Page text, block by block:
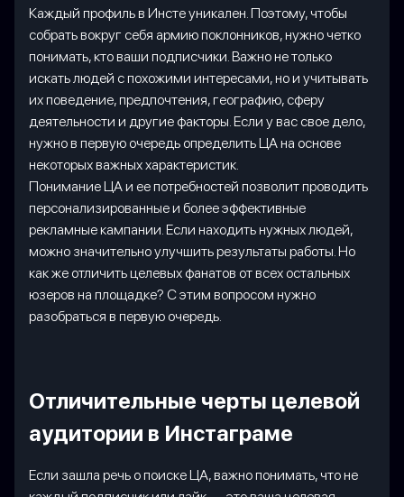
Каждый профиль в Инсте уникален. Поэтому, чтобы
собрать вокруг себя армию поклонников, нужно четко
понимать, кто ваши подписчики. Важно не только
искать людей с похожими интересами, но и учитывать
их поведение, предпочтения, географию, сферу
деятельности и другие факторы. Если у вас свое дело,
нужно в первую очередь определить ЦА на основе
некоторых важных характеристик.
Понимание ЦА и ее потребностей позволит проводить
персонализированные и более эффективные
рекламные кампании. Если находить нужных людей,
можно значительно улучшить результаты работы. Но
как же отличить целевых фанатов от всех остальных
юзеров на площадке? С этим вопросом нужно
разобраться в первую очередь.
Отличительные черты целевой
аудитории в Инстаграме
Если зашла речь о поиске ЦА, важно понимать, что не